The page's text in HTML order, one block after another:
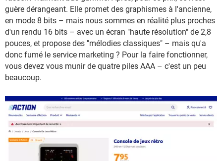
guère dérangeant. Elle promet des graphismes à l'ancienne,
en mode 8 bits – mais nous sommes en réalité plus proches
d'un rendu 16 bits – avec un écran "haute résolution" de 2,8
pouces, et propose des "mélodies classiques" – mais qu'a
donc fumé le service marketing ? Pour la faire fonctionner,
vous devez vous munir de quatre piles AAA – c'est un peu
beaucoup.